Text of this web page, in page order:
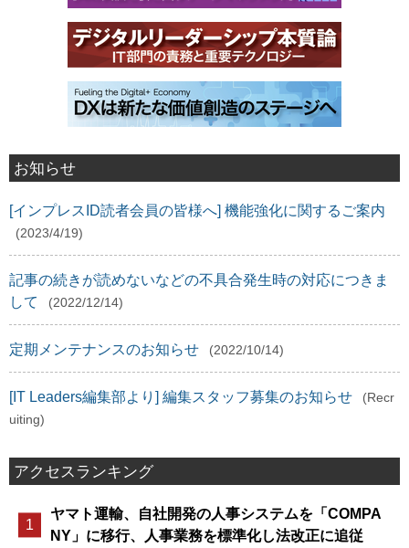
お知らせ
[インプレスID読者会員の皆様へ] 機能強化に関するご案内
(2023/4/19)
記事の続きが読めないなどの不具合発生時の対応につきま
して
(2022/12/14)
定期メンテナンスのお知らせ (2022/10/14)
[IT Leaders編集部より] 編集スタッフ募集のお知らせ
(Recr
uiting)
アクセスランキング
ヤマト運輸、自社開発の人事システムを「COMPA
NY」に移行、人事業務を標準化し法改正に追従